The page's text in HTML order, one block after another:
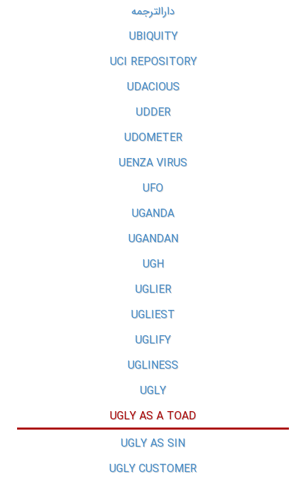
دارالترجمه
UBIQUITY
UCI REPOSITORY
UDACIOUS
UDDER
UDOMETER
UENZA VIRUS
UFO
UGANDA
UGANDAN
UGH
UGLIER
UGLIEST
UGLIFY
UGLINESS
UGLY
UGLY AS A TOAD
UGLY AS SIN
UGLY CUSTOMER